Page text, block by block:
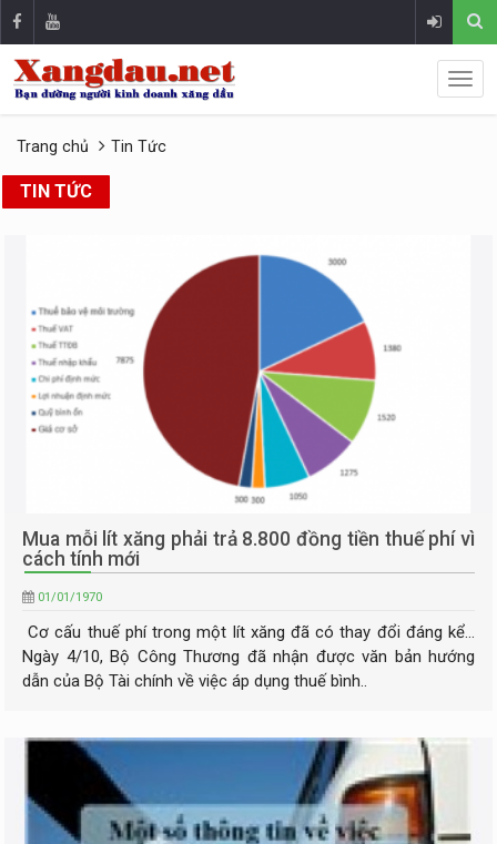
Trang chủ Tin Tức
TIN TỨC
Mua mỗi lít xăng phải trả 8.800 đồng tiền thuế phí vì
cách tính mới
01/01/1970
Cơ cấu thuế phí trong một lít xăng đã có thay đổi đáng kể...
Ngày 4/10, Bộ Công Thương đã nhận được văn bản hướng
dẫn của Bộ Tài chính về việc áp dụng thuế bình..